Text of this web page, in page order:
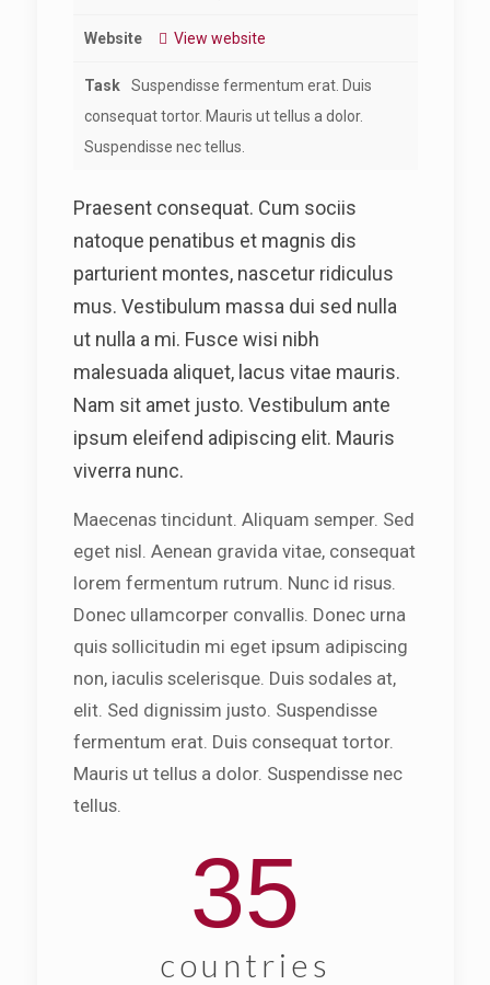
Website View website
Task
Suspendisse fermentum erat. Duis
consequat tortor. Mauris ut tellus a dolor.
Suspendisse nec tellus.
Praesent consequat. Cum sociis
natoque penatibus et magnis dis
parturient montes, nascetur ridiculus
mus. Vestibulum massa dui sed nulla
ut nulla a mi. Fusce wisi nibh
malesuada aliquet, lacus vitae mauris.
Nam sit amet justo. Vestibulum ante
ipsum eleifend adipiscing elit. Mauris
viverra nunc.
Maecenas tincidunt. Aliquam semper. Sed
eget nisl. Aenean gravida vitae, consequat
lorem fermentum rutrum. Nunc id risus.
Donec ullamcorper convallis. Donec urna
quis sollicitudin mi eget ipsum adipiscing
non, iaculis scelerisque. Duis sodales at,
elit. Sed dignissim justo. Suspendisse
fermentum erat. Duis consequat tortor.
Mauris ut tellus a dolor. Suspendisse nec
tellus.
35
countries